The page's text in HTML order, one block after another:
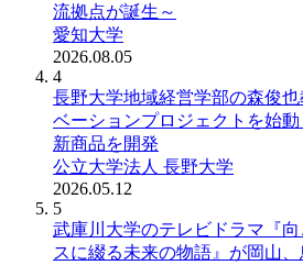
流拠点が誕生～
愛知大学
2026.08.05
4
長野大学地域経営学部の森俊
ベーションプロジェクトを始
新商品を開発
公立大学法人 長野大学
2026.05.12
5
武庫川大学のテレビドラマ『
スに綴る未来の物語』が岡山